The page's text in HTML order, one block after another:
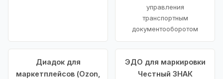
управления
транспортным
документооборотом
Диадок для
маркетплейсов (Ozon,
ЭДО для маркировки
Честный ЗНАК